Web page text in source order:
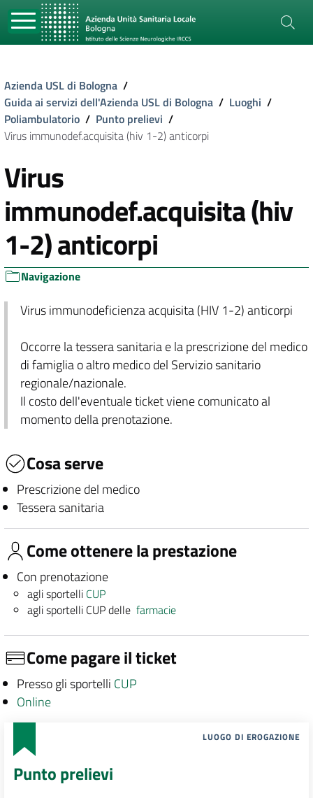
Azienda USL di Bologna /
Guida ai servizi dell'Azienda USL di Bologna / Luoghi /
Poliambulatorio / Punto prelievi /
Virus immunodef.acquisita (hiv 1-2) anticorpi
Virus
immunodef.acquisita (hiv
1-2) anticorpi
Navigazione
Virus immunodeficienza acquisita (HIV 1-2) anticorpi
Occorre la tessera sanitaria e la prescrizione del medico
di famiglia o altro medico del Servizio sanitario
regionale/nazionale.
Il costo dell'eventuale ticket viene comunicato al
momento della prenotazione.
Cosa serve
Prescrizione del medico
Tessera sanitaria
Come ottenere la prestazione
Con prenotazione
agli sportelli CUP
agli sportelli CUP dellefarmacie
Come pagare il ticket
Presso gli sportelli CUP
Online
LUOGO DI EROGAZIONE
Punto prelievi